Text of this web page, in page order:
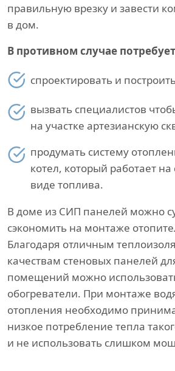
правильную врезку и завести
в дом.
В противном случае
спроектировать и
вызвать специалистов
на участке артезианскую
продумать систему
котел, который работает
виде топлива.
В доме из СИП панелей можно
сэкономить на монтаже
Благодаря отличным
качествам стеновых панелей
помещений можно
обогреватели. При монтаже
отопления необходимо
низкое потребление тепла
и не использовать слишком